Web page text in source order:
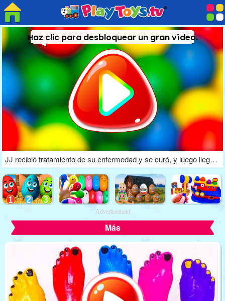
Haz clic para desbloquear un gran vídeo.
JJ recibió tratamiento de su enfermedad y se curó, y luego llegó el momento de disfrutar de la comida.
Advertisement
Más